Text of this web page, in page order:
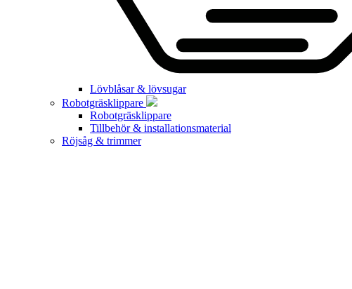
Lövblåsar & lövsugar
Robotgräsklippare
Robotgräsklippare
Tillbehör & installationsmaterial
Röjsåg & trimmer